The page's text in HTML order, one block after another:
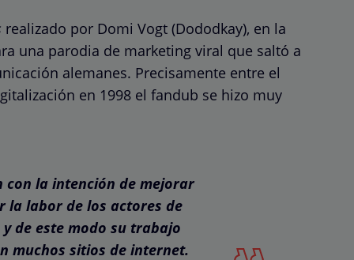
realizado por Domi Vogt (Dododkay), en la
una parodia de marketing viral que saltó a
alemanes. Precisamente entre el
en 1998 el fandub se hizo muy
con la intención de mejorar
la labor de los actores de
de este modo su trabajo
muchos sitios de internet.